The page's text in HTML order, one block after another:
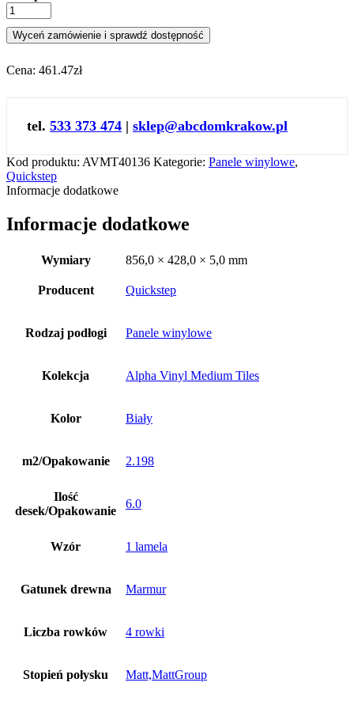
Wyceń zamówienie i sprawdź dostępność
Cena: 461.47zł
tel. 533 373 474 | sklep@abcdomkrakow.pl
Kod produktu: AVMT40136 Kategorie: Panele winylowe,
Quickstep
Informacje dodatkowe
Informacje dodatkowe
Wymiary 856,0 × 428,0 × 5,0 mm
Producent Quickstep
Rodzaj podłogi Panele winylowe
Kolekcja Alpha Vinyl Medium Tiles
Kolor Biały
m2/Opakowanie 2.198
Ilość
desek/Opakowanie
6.0
Wzór 1 lamela
Gatunek drewna Marmur
Liczba rowków 4 rowki
Stopień połysku Matt,MattGroup